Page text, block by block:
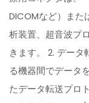
DICOMなど）また
析装置、超音波プ
きます。 2. デー
る機器間でデータ
たデータ転送プロ